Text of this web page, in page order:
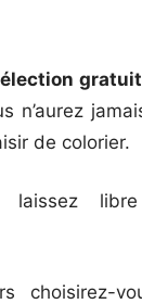
n’aurez
de colorier.
laissez
choisirez-